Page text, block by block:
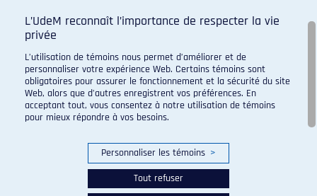
L’UdeM reconnaît l’importance de respecter la vie
privée
L’utilisation de témoins nous permet d’améliorer et de
personnaliser votre expérience Web. Certains témoins sont
obligatoires pour assurer le fonctionnement et la sécurité du site
Web, alors que d’autres enregistrent vos préférences. En
acceptant tout, vous consentez à notre utilisation de témoins
pour mieux répondre à vos besoins.
Personnaliser les témoins >
Tout refuser